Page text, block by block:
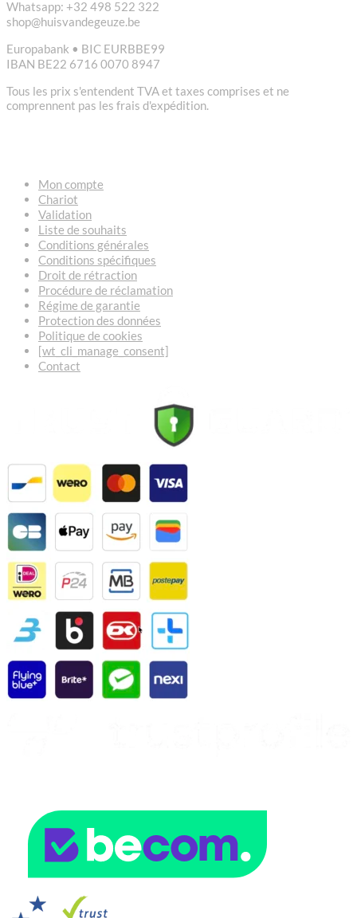
Whatsapp: +32 498 522 322
shop@huisvandegeuze.be
Europabank • BIC EURBBE99
IBAN BE22 6716 0070 8947
Tous les prix s'entendent TVA et taxes comprises et ne
comprennent pas les frais d'expédition.
Mon compte
Chariot
Validation
Liste de souhaits
Conditions générales
Conditions spécifiques
Droit de rétraction
Procédure de réclamation
Régime de garantie
Protection des données
Politique de cookies
[wt_cli_manage_consent]
Contact